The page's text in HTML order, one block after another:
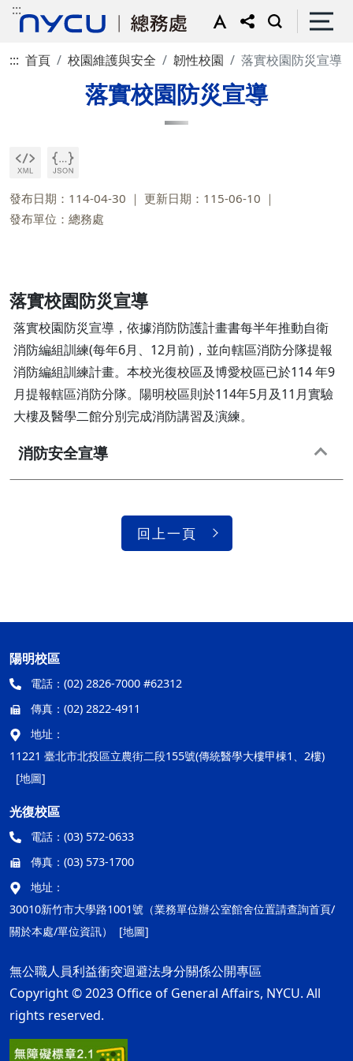
:::
::: 首頁 校園維護與安全 韌性校園 落實校園防災宣導
落實校園防災宣導
發布日期：114-04-30
更新日期：115-06-10
發布單位：總務處
落實校園防災宣導
落實校園防災宣導，依據消防防護計畫書每半年推動自衛
消防編組訓練(每年6月、12月前)，並向轄區消防分隊提報
消防編組訓練計畫。本校光復校區及博愛校區已於114 年9
月提報轄區消防分隊。陽明校區則於114年5月及11月實驗
大樓及醫學二館分別完成消防講習及演練。
消防安全宣導
回上一頁
陽明校區
電話： (02) 2826-7000 #62312
傳真： (02) 2822-4911
地址：
11221 臺北市北投區立農街二段155號(傳統醫學大樓甲棟1、2樓)
[地圖]
光復校區
電話： (03) 572-0633
傳真： (03) 573-1700
地址：
30010新竹市大學路1001號（業務單位辦公室館舍位置請查詢首頁/
關於本處/單位資訊）
[地圖]
無公職人員利益衝突迴避法身分關係公開專區
Copyright © 2023 Office of General Affairs, NYCU. All
rights reserved.